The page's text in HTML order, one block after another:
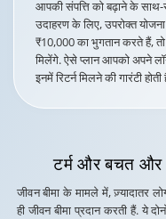
आपकी संपत्ति को बढ़ाने के साथ-
उदाहरण के लिए, उपरोक्त
₹10,000 का भुगतान करते हैं,
मिलेंगे. ऐसे प्लान आपको अपने
इनमें रिटर्न मिलने की गारंटी होती
टर्म और बचत और
जीवन बीमा के मामले में, ज़्यादातर
ही जीवन बीमा प्रदान करती हैं. ये